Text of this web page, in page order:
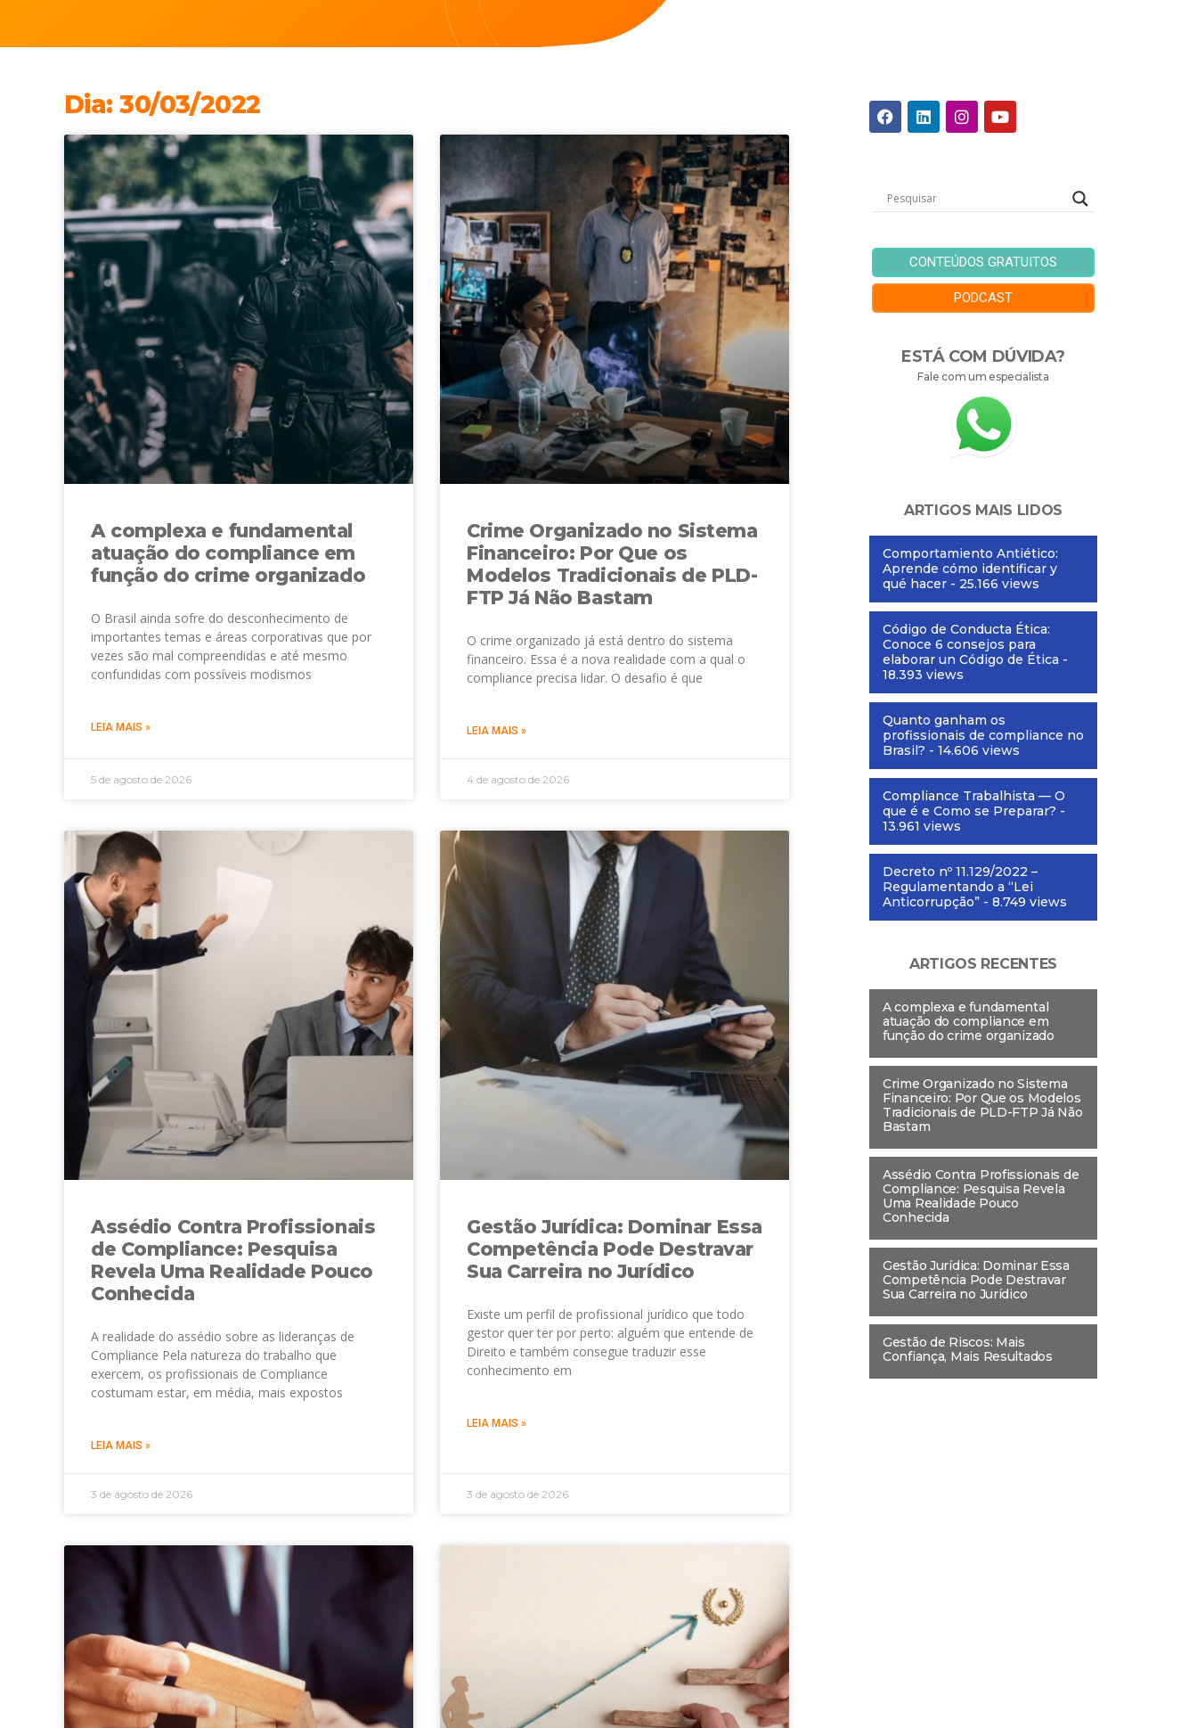
Dia: 30/03/2022
A complexa e fundamental
atuação do compliance em
função do crime organizado
O Brasil ainda sofre do desconhecimento de
importantes temas e áreas corporativas que por
vezes são mal compreendidas e até mesmo
confundidas com possíveis modismos
LEIA MAIS »
5 de agosto de 2026
Crime Organizado no Sistema
Financeiro: Por Que os
Modelos Tradicionais de PLD-
FTP Já Não Bastam
O crime organizado já está dentro do sistema
financeiro. Essa é a nova realidade com a qual o
compliance precisa lidar. O desafio é que
LEIA MAIS »
4 de agosto de 2026
Assédio Contra Profissionais
de Compliance: Pesquisa
Revela Uma Realidade Pouco
Conhecida
A realidade do assédio sobre as lideranças de
Compliance Pela natureza do trabalho que
exercem, os profissionais de Compliance
costumam estar, em média, mais expostos
LEIA MAIS »
3 de agosto de 2026
Gestão Jurídica: Dominar Essa
Competência Pode Destravar
Sua Carreira no Jurídico
Existe um perfil de profissional jurídico que todo
gestor quer ter por perto: alguém que entende de
Direito e também consegue traduzir esse
conhecimento em
LEIA MAIS »
3 de agosto de 2026
CONTEÚDOS GRATUITOS
PODCAST
ESTÁ COM DÚVIDA?
Fale com um especialista
ARTIGOS MAIS LIDOS
Comportamiento Antiético:
Aprende cómo identificar y
qué hacer - 25.166 views
Código de Conducta Ética:
Conoce 6 consejos para
elaborar un Código de Ética -
18.393 views
Quanto ganham os
profissionais de compliance no
Brasil? - 14.606 views
Compliance Trabalhista — O
que é e Como se Preparar? -
13.961 views
Decreto nº 11.129/2022 –
Regulamentando a “Lei
Anticorrupção” - 8.749 views
ARTIGOS RECENTES
A complexa e fundamental
atuação do compliance em
função do crime organizado
Crime Organizado no Sistema
Financeiro: Por Que os Modelos
Tradicionais de PLD-FTP Já Não
Bastam
Assédio Contra Profissionais de
Compliance: Pesquisa Revela
Uma Realidade Pouco
Conhecida
Gestão Jurídica: Dominar Essa
Competência Pode Destravar
Sua Carreira no Jurídico
Gestão de Riscos: Mais
Confiança, Mais Resultados